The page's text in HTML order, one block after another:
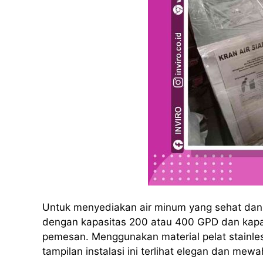
Untuk menyediakan air minum yang sehat
dengan kapasitas 200 atau 400 GPD dan
pemesan. Menggunakan material pelat
tampilan instalasi ini terlihat elegan dan